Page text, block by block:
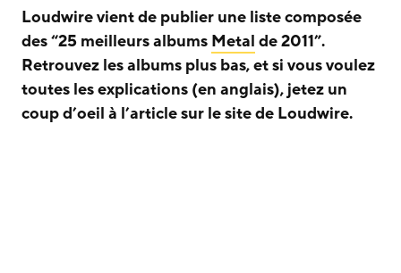
Loudwire vient de publier une liste composée
des “25 meilleurs albums Metal de 2011”.
Retrouvez les albums plus bas, et si vous voulez
toutes les explications (en anglais), jetez un
coup d’oeil à l’article sur le site de Loudwire.